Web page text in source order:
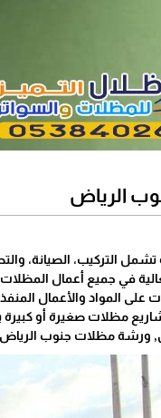
الرياض
التركيب، الصيانة،
في جميع أعمال
المواد والأعمال
مظلات صغيرة أو كبيرة
مظلات جنوب